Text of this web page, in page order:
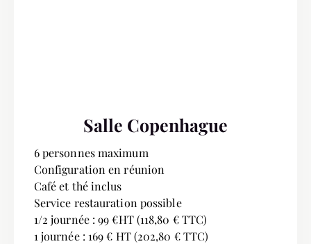
Salle Copenhague
6 personnes maximum
Configuration en réunion
Café et thé inclus
Service restauration possible
1/2 journée : 99 €HT (118,80 € TTC)
1 journée : 169 € HT (202,80 € TTC)